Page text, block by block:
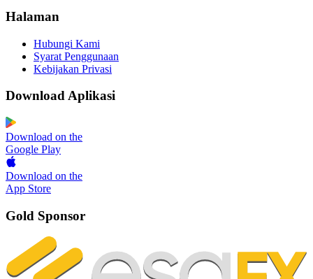
Halaman
Hubungi Kami
Syarat Penggunaan
Kebijakan Privasi
Download Aplikasi
Download on the
Google Play
Download on the
App Store
Gold Sponsor